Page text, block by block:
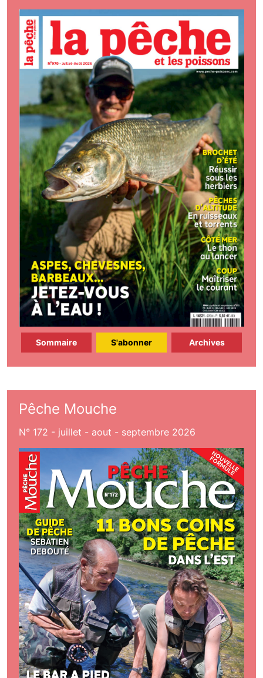
Sommaire S'abonner Archives
Pêche Mouche
N° 172 - juillet - aout - septembre 2026